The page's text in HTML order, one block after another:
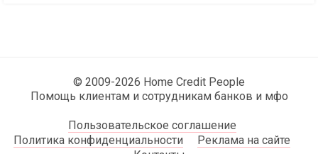
© 2009-2026 Home Credit People
Помощь клиентам и сотрудникам банков и мфо
Пользовательское соглашение
Политика конфиденциальности
Реклама на сайте